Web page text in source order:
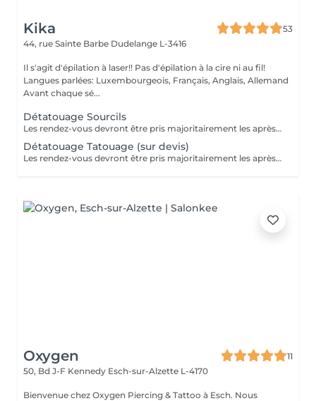
Kika
53
44, rue Sainte Barbe Dudelange L-3416
Il s'agit d'épilation à laser!! Pas d'épilation à la cire ni au fil!
Langues parlées: Luxembourgeois, Français, Anglais, Allemand
Avant chaque sé...
Détatouage Sourcils
Les rendez-vous devront être pris majoritairement les après-midis. Les rendez-vous se feront donc par appel téléphonique ou sms Merci
Détatouage Tatouage (sur devis)
Les rendez-vous devront être pris majoritairement les après-midis. Les rendez-vous se feront donc par appel téléphonique ou sms Merci
Oxygen
11
50, Bd J-F Kennedy Esch-sur-Alzette L-4170
Bienvenue chez Oxygen Piercing & Tattoo à Esch. Nous